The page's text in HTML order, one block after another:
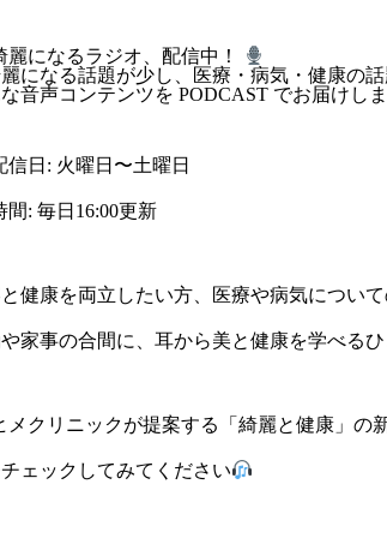
麗になるラジオ、配信中！
麗になる話題が少し、医療・病気・健康の話
音声コンテンツを PODCAST でお届けしま
信日: 火曜日〜土曜日
間: 毎日16:00更新
健康を両立したい方、医療や病気につい
家事の合間に、耳から美と健康を学べる
メクリニックが提案する「綺麗と健康」の
ェックしてみてください